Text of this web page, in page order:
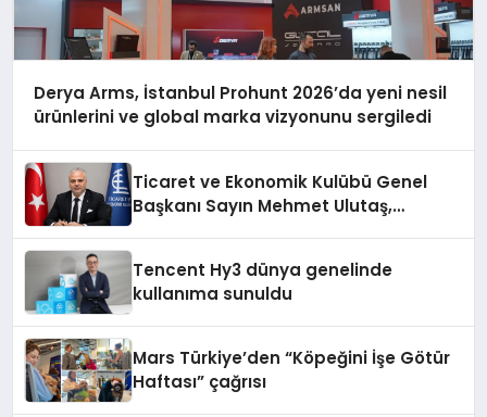
Derya Arms, İstanbul Prohunt 2026’da yeni nesil
ürünlerini ve global marka vizyonunu sergiledi
Ticaret ve Ekonomik Kulübü Genel
Başkanı Sayın Mehmet Ulutaş,
Tencent Hy3 dünya genelinde
kullanıma sunuldu
Mars Türkiye’den “Köpeğini İşe Götür
Haftası” çağrısı